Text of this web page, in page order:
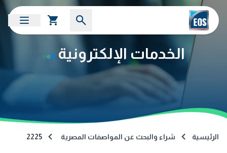
الخدمات الإلكترونية
الرئيسية شراء والبحث عن المواصفات المصرية 2225